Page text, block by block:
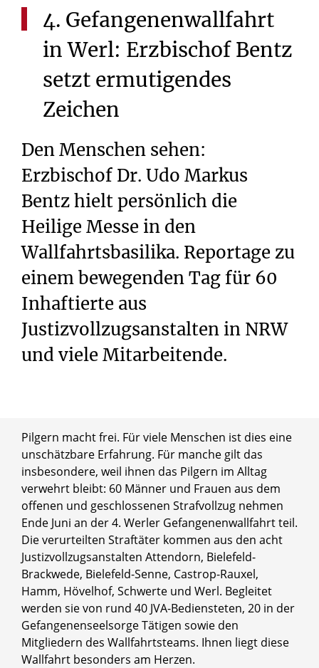
4. Gefangenenwallfahrt
in Werl: Erzbischof Bentz
setzt ermutigendes
Zeichen
Den Menschen sehen:
Erzbischof Dr. Udo Markus
Bentz hielt persönlich die
Heilige Messe in den
Wallfahrtsbasilika. Reportage zu
einem bewegenden Tag für 60
Inhaftierte aus
Justizvollzugsanstalten in NRW
und viele Mitarbeitende.
Pilgern macht frei. Für viele Menschen ist dies eine
unschätzbare Erfahrung. Für manche gilt das
insbesondere, weil ihnen das Pilgern im Alltag
verwehrt bleibt: 60 Männer und Frauen aus dem
offenen und geschlossenen Strafvollzug nehmen
Ende Juni an der 4. Werler Gefangenenwallfahrt teil.
Die verurteilten Straftäter kommen aus den acht
Justizvollzugsanstalten Attendorn, Bielefeld-
Brackwede, Bielefeld-Senne, Castrop-Rauxel,
Hamm, Hövelhof, Schwerte und Werl. Begleitet
werden sie von rund 40 JVA-Bediensteten, 20 in der
Gefangenenseelsorge Tätigen sowie den
Mitgliedern des Wallfahrtsteams. Ihnen liegt diese
Wallfahrt besonders am Herzen.